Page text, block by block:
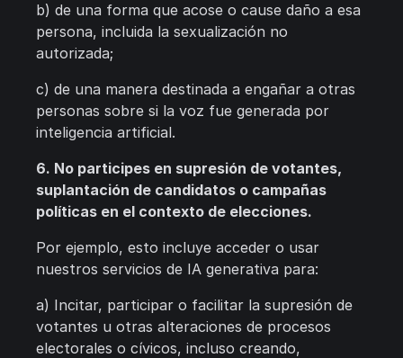
b) de una forma que acose o cause daño a esa
persona, incluida la sexualización no
autorizada;
c) de una manera destinada a engañar a otras
personas sobre si la voz fue generada por
inteligencia artificial.
6. No participes en supresión de votantes,
suplantación de candidatos o campañas
políticas en el contexto de elecciones.
Por ejemplo, esto incluye acceder o usar
nuestros servicios de IA generativa para:
a) Incitar, participar o facilitar la supresión de
votantes u otras alteraciones de procesos
electorales o cívicos, incluso creando,